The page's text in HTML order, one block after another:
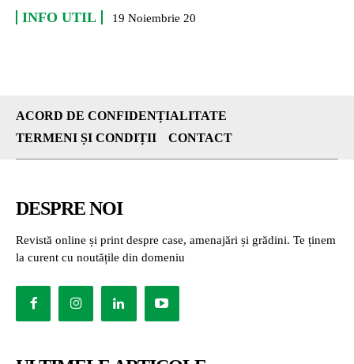
INFO UTIL 19 Noiembrie 20
ACORD DE CONFIDENȚIALITATE
TERMENI ȘI CONDIȚII
CONTACT
DESPRE NOI
Revistă online și print despre case, amenajări și grădini. Te ținem
la curent cu noutățile din domeniu